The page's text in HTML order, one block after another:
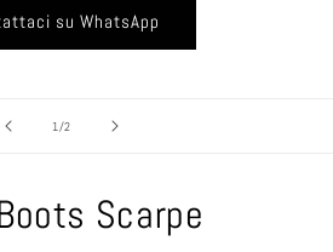
su WhatsApp
1 /su
2
Scarpe